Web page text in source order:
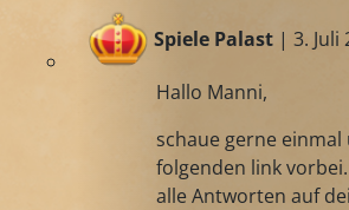
Spiele Palast | 3. Juli
Hallo Manni,
schaue gerne
folgenden link
alle Antworten auf